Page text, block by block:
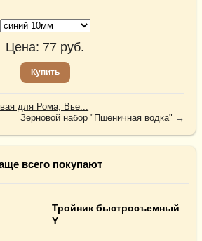
Цена: 77 руб.
Купить
для Рома, Вье...
Зерновой набор "Пшеничная водка" →
всего покупают
Тройник быстросъемный
Y